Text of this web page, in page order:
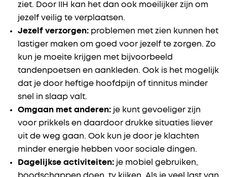
ziet. Door IIH kan het dan ook moeilijker zijn om
jezelf veilig te verplaatsen.
Jezelf verzorgen: problemen met zien kunnen het
lastiger maken om goed voor jezelf te zorgen. Zo
kun je moeite krijgen met bijvoorbeeld
tandenpoetsen en aankleden. Ook is het mogelijk
dat je door heftige hoofdpijn of tinnitus minder
snel in slaap valt.
Omgaan met anderen: je kunt gevoeliger zijn
voor prikkels en daardoor drukke situaties liever
uit de weg gaan. Ook kun je door je klachten
minder energie hebben voor sociale dingen.
Dagelijkse activiteiten: je mobiel gebruiken,